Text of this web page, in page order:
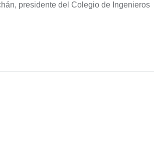
presidente del Colegio de Ingenieros